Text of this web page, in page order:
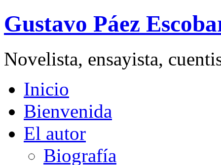
Gustavo Páez
Novelista, ensayista,
Inicio
Bienvenida
El autor
Biografía